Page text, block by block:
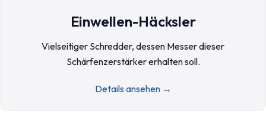
Einwellen-Häcksler
Vielseitiger Schredder, dessen Messer dieser
Schärfenzerstärker erhalten soll.
Details ansehen →